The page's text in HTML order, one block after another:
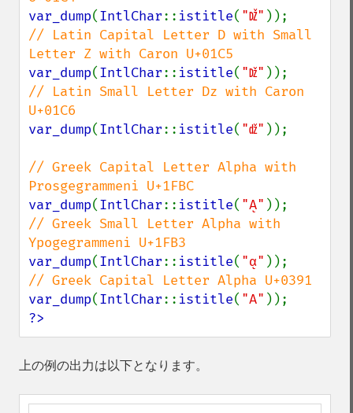
var_dump(IntlChar:: istitle( "Ǆ"
// Latin Capital Letter D with Small
var_dump(IntlChar:: istitle( "ǅ"
// Latin Small Letter Dz with Caron
var_dump(IntlChar:: istitle( "ǆ" ));
// Greek Capital Letter Alpha with
var_dump(IntlChar:: istitle( "ᾼ"
// Greek Small Letter Alpha with
var_dump(IntlChar:: istitle( "ᾳ"
var_dump(IntlChar:: istitle( "Α"
?>
上の例の出力は以下となります。